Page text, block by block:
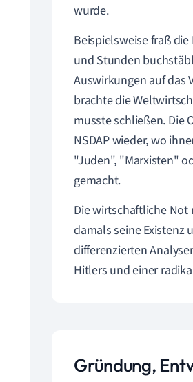
wurde.
Beispielsweise fraß
und Stunden
Auswirkungen auf das
brachte die
musste schließen. Die
NSDAP wieder, wo
"Juden", "Marxisten"
gemacht.
Die wirtschaftliche Not
damals seine Existenz
differenzierten
Hitlers und einer
Gründung,